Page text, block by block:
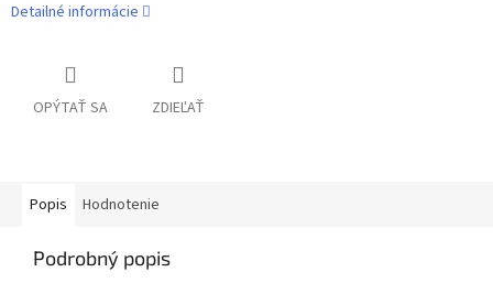
Detailné informácie
OPÝTAŤ SA ZDIEĽAŤ
Popis Hodnotenie
Podrobný popis